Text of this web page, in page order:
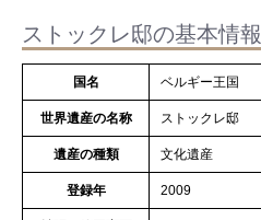
ストックレ邸の基本情報
国名 ベルギー王国
世界遺産の名称 ストックレ邸
遺産の種類 文化遺産
登録年 2009